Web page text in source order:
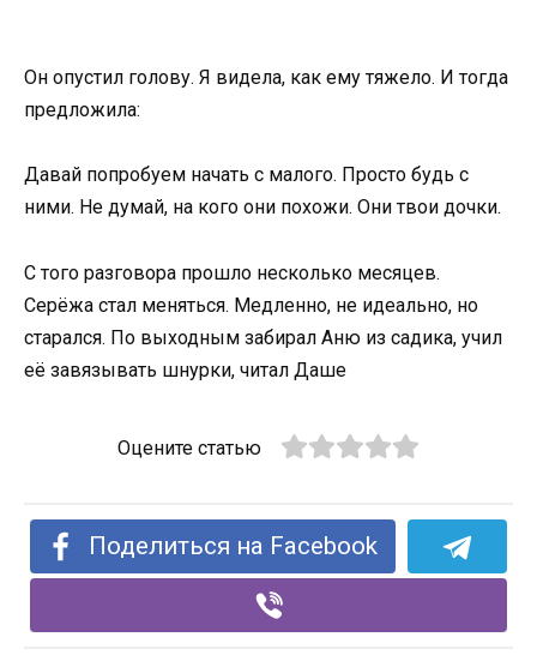
Он опустил голову. Я видела, как ему тяжело. И тогда
предложила:
Давай попробуем начать с малого. Просто будь с
ними. Не думай, на кого они похожи. Они твои дочки.
С того разговора прошло несколько месяцев.
Серёжа стал меняться. Медленно, не идеально, но
старался. По выходным забирал Аню из садика, учил
её завязывать шнурки, читал Даше
Оцените статью
Поделиться на Facebook